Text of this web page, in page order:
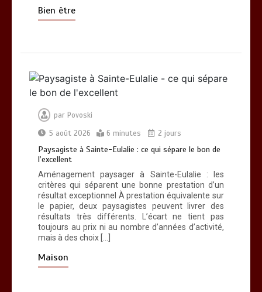
Bien être
par Povoski
5 août 2026
6 minutes 2 jours
Paysagiste à Sainte-Eulalie : ce qui sépare le bon de
l’excellent
Aménagement paysager à Sainte-Eulalie : les
critères qui séparent une bonne prestation d’un
résultat exceptionnel À prestation équivalente sur
le papier, deux paysagistes peuvent livrer des
résultats très différents. L’écart ne tient pas
toujours au prix ni au nombre d’années d’activité,
mais à des choix […]
Maison